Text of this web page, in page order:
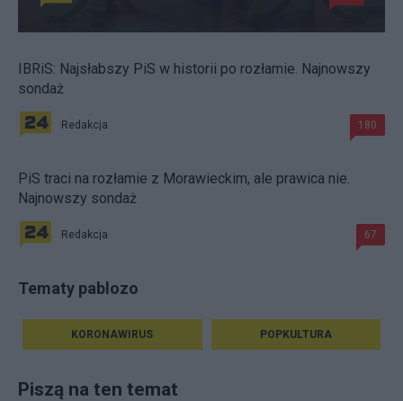
IBRiS: Najsłabszy PiS w historii po rozłamie. Najnowszy
sondaż
Redakcja 180
PiS traci na rozłamie z Morawieckim, ale prawica nie.
Najnowszy sondaż
Redakcja 67
Tematy pablozo
KORONAWIRUS POPKULTURA
Piszą na ten temat